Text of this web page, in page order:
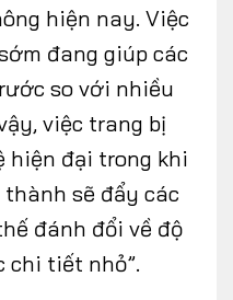
hiện nay. Việc
đang giúp các
so với nhiều
việc trang bị
hiện đại trong khi
thành sẽ đẩy các
đánh đổi về độ
chi tiết nhỏ”.